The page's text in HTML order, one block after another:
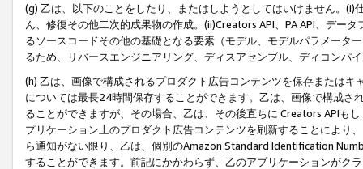
(g) 乙は、以下のことをしたり、またはしようとしてはいけません。
ん、修復その他二次的成果物の作成。(ii)Creators API、PA API、デー
るソースコードその他の基礎となる要素（モデル、モデルパラメータ
るため、リバースエンジニアリング、ディスアセンブル、ディコンパ
(h) 乙は、画像で構成されるプロダクト広告コンテンツを保存または
については最長24時間保存することができます。乙は、画像で構成
ることができますが、その場合、乙は、その後直ちに Creators APIも
プリケーション上のプロダクト広告コンテンツを刷新することにより
ら通知がない限り、乙は、個別のAmazon Standard Identification
することができます。前記にかかわらず、乙のアプリケーションがク